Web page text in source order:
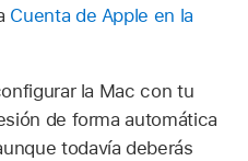
Cuenta de Apple en la
la Mac con tu
de forma automática
todavía deberás